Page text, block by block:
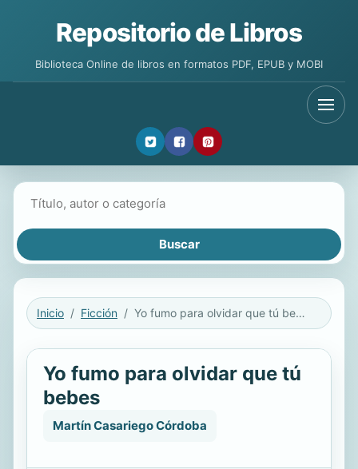
Repositorio de Libros
Biblioteca Online de libros en formatos PDF, EPUB y MOBI
Inicio Ficción Yo fumo para olvidar que tú bebes
Yo fumo para olvidar que tú
bebes
Martín Casariego Córdoba